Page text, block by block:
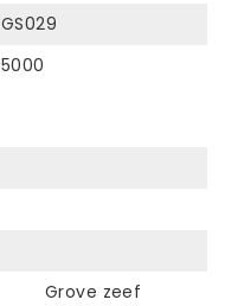
GS029
5000
Grove zeef